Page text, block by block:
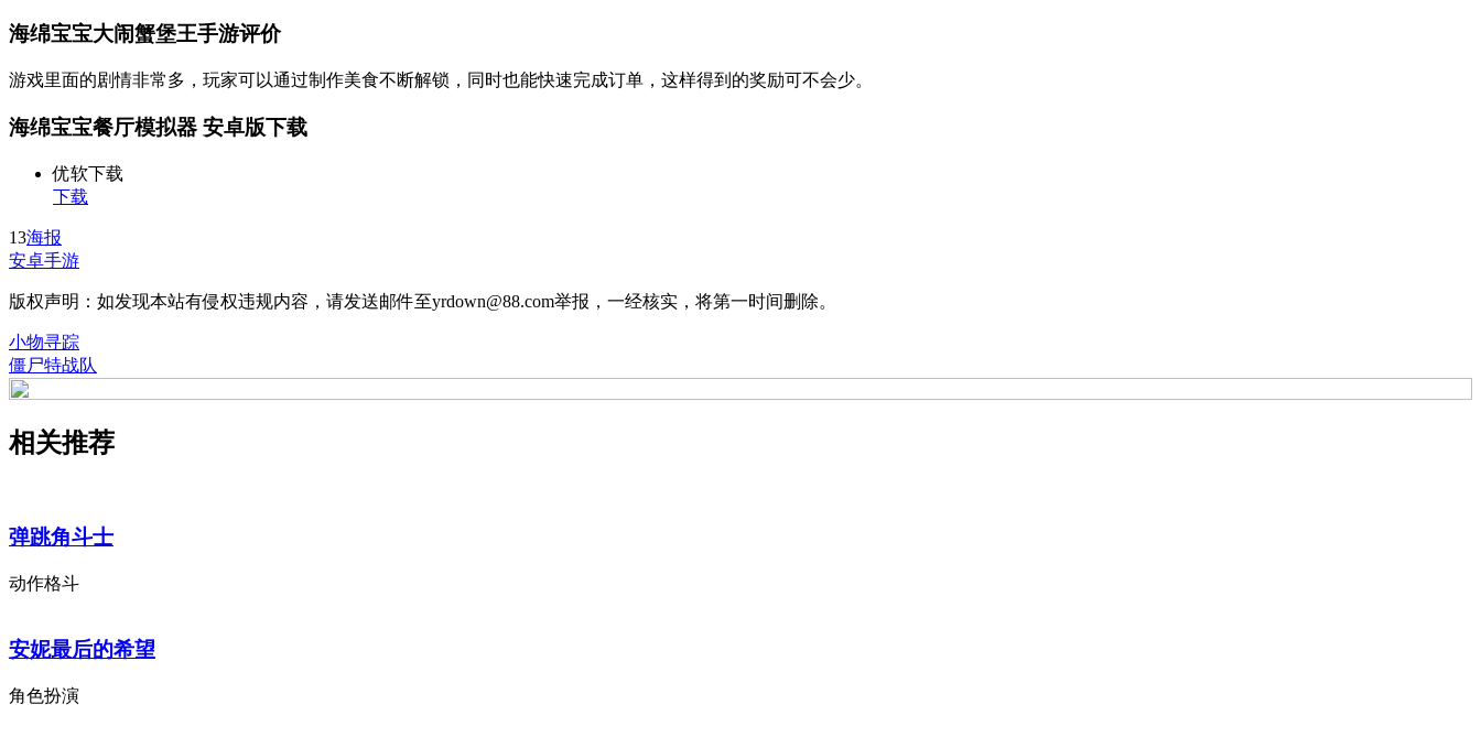
海绵宝宝大闹蟹堡王手游评价
游戏里面的剧情非常多，玩家可以通过制作美食不断解锁，同时也能快速完成订单，这样得到的奖励可不会少。
海绵宝宝餐厅模拟器 安卓版下载
优软下载
下载
13海报
安卓手游
版权声明：如发现本站有侵权违规内容，请发送邮件至yrdown@88.com举报，一经核实，将第一时间删除。
小物寻踪
僵尸特战队
相关推荐
弹跳角斗士
动作格斗
安妮最后的希望
角色扮演